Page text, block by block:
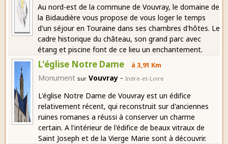
Au nord-est de la commune de Vouvray, le domaine de
la Bidaudière vous propose de vous loger le temps
d'un séjour en Touraine dans ses chambres d'hôtes. Le
cadre historique du château, son grand parc avec
étang et piscine font de ce lieu un enchantement.
L'église Notre Dame à 3,91 Km
Monument sur Vouvray -Indre-et-Loire
L'église Notre Dame de Vouvray est un édifice
relativement récent, qui reconstruit sur d'anciennes
ruines romanes a réussi à conserver un charme
certain. A l'intérieur de l'édifice de beaux vitraux de
Saint Joseph et de la Vierge Marie sont à découvrir.